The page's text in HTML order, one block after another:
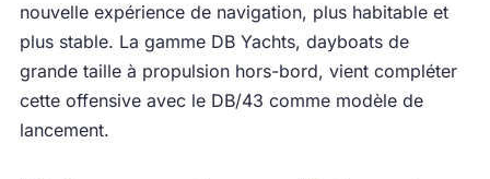
nouvelle expérience de navigation, plus habitable et
plus stable. La gamme DB Yachts, dayboats de
grande taille à propulsion hors-bord, vient compléter
cette offensive avec le DB/43 comme modèle de
lancement.